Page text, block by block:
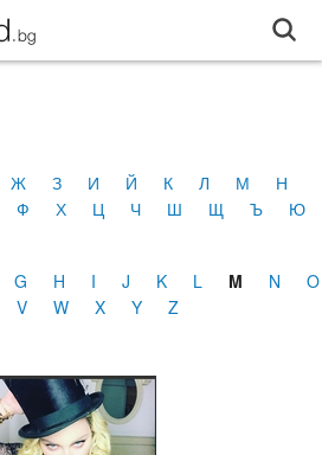
Ж З И Й К Л М
Н
Ф Х Ц Ч Ш Щ Ъ
Ю
G H I J K L M N
O
V W X Y Z